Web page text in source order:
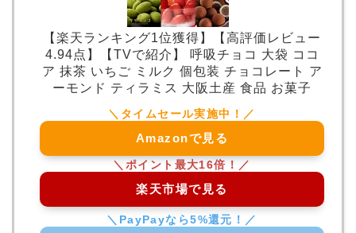
【楽天ランキング1位獲得】【高評価レビュー
4.94点】【TVで紹介】 呼吸チョコ 大袋 ココ
ア 抹茶 いちご ミルク 個包装 チョコレート ア
ーモンド ティラミス 大阪土産 食品 お菓子
Amazonで見る
楽天市場で見る